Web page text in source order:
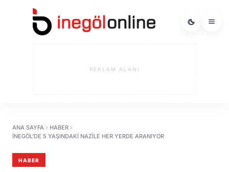
REKLAM ALANI
ANA SAYFA
HABER
İNEGÖL’DE 5 YAŞINDAKI NAZILE HER YERDE ARANIYOR
HABER